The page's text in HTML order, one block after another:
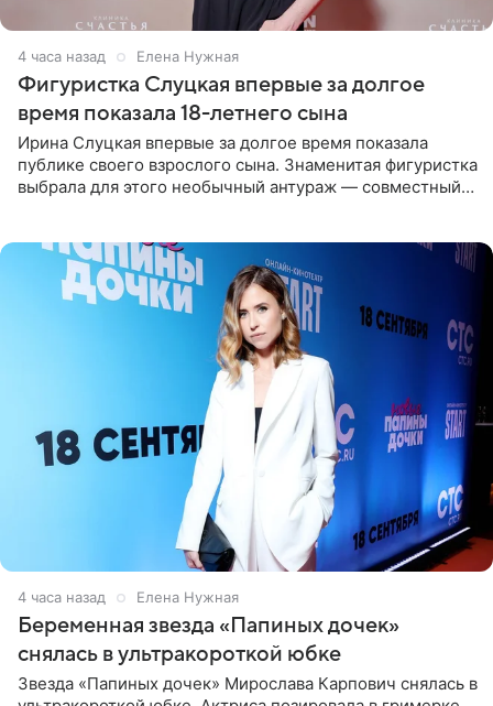
4 часа назад Елена Нужная
Фигуристка Слуцкая впервые за долгое
время показала 18-летнего сына
Ирина Слуцкая впервые за долгое время показала
публике своего взрослого сына. Знаменитая фигуристка
выбрала для этого необычный антураж — совместный
4 часа назад Елена Нужная
Беременная звезда «Папиных дочек»
снялась в ультракороткой юбке
Звезда «Папиных дочек» Мирослава Карпович снялась в